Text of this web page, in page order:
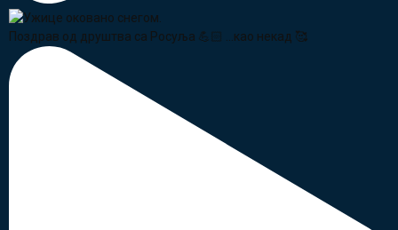
Поздрав од друштва са Росуља 💪🏻 ...као некад 🥰